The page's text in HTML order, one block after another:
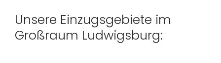
Unsere Einzugsgebiete im
Großraum Ludwigsburg: